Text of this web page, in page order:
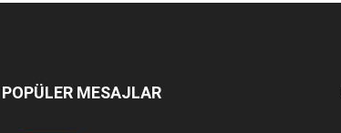
POPÜLER MESAJLAR